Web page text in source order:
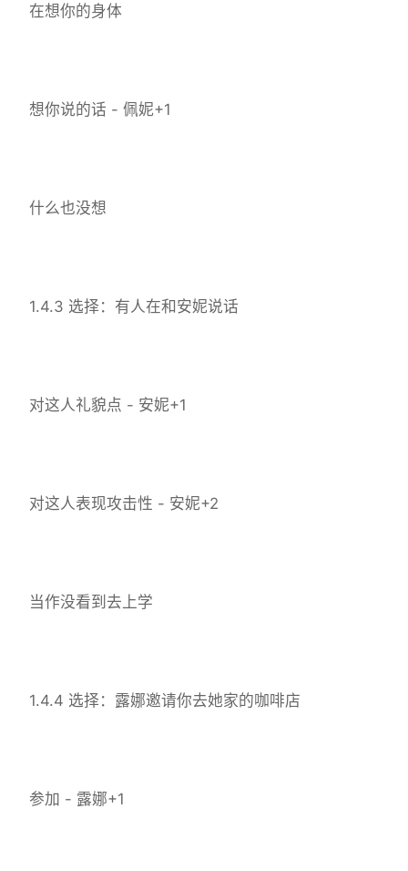
在想你的身体
想你说的话 - 佩妮+1
什么也没想
1.4.3 选择：有人在和安妮说话
对这人礼貌点 - 安妮+1
对这人表现攻击性 - 安妮+2
当作没看到去上学
1.4.4 选择：露娜邀请你去她家的咖啡店
参加 - 露娜+1